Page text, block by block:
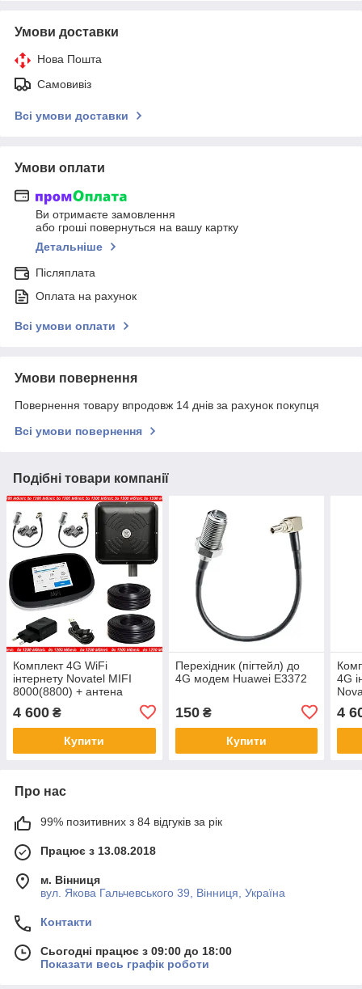
Умови доставки
Нова Пошта
Самовивіз
Всі умови доставки
Умови оплати
Ви отримаєте замовлення
або гроші повернуться на вашу картку
Детальніше
Післяплата
Оплата на рахунок
Всі умови оплати
Умови повернення
Повернення товару впродовж 14 днів за рахунок покупця
Всі умови повернення
Подібні товари компанії
Комплект 4G WiFi
інтернету Novatel MIFI
8000(8800) + антена
4 600 ₴
Купити
Перехідник (пігтейл) до
4G модем Huawei E3372
150₴
Купити
4G
4
Про нас
99% позитивних з 84 відгуків за рік
Працює з 13.08.2018
м. Вінниця
вул. Якова Гальчевського 39, Вінниця, Україна
Контакти
Сьогодні працює з 09:00 до 18:00
Показати весь графік роботи